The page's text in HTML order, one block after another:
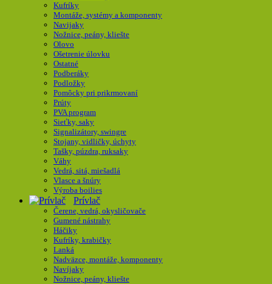
Kufríky
Montáže, systémy a komponenty
Navijaky
Nožnice, peány, kliešte
Olovo
Ošetrenie úlovku
Ostatné
Podberáky
Podložky
Pomôcky pri prikrmovaní
Prúty
PVA program
Sieťky, saky
Signalizátory, swingre
Stojany, vidličky, úchyty
Tašky, púzdra, ruksaky
Váhy
Vedrá, sitá, miešadlá
Vlasce a šnúry
Výroba boilies
Prívlač
Čerene, vedrá, okysličovače
Gumené nástrahy
Háčiky
Kufríky, krabičky
Lanká
Nadväzce, montáže, komponenty
Navíjaky
Nožnice, peány, kliešte